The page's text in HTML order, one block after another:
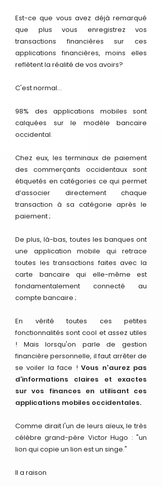
Est-ce que vous avez déjà remarqué
que plus vous enregistrez vos
transactions financières sur ces
applications financières, moins elles
reflètent la réalité de vos avoirs?
C'est normal...
98% des applications mobiles sont
calquées sur le modèle bancaire
occidental.
Chez eux, les terminaux de paiement
des commerçants occidentaux sont
étiquetés en catégories ce qui permet
d’associer directement chaque
transaction à sa catégorie après le
paiement ;
De plus, là-bas, toutes les banques ont
une application mobile qui retrace
toutes les transactions faites avec la
carte bancaire qui elle-même est
fondamentalement connecté au
compte bancaire ;
En vérité toutes ces petites
fonctionnalités sont cool et assez utiles
! Mais lorsqu'on parle de gestion
financière personnelle, il faut arrêter de
se voiler la face !Vous n'aurez pas
d’informations claires et exactes
sur vos finances en utilisant ces
applications mobiles occidentales.
Comme dirait l'un de leurs aïeux, le très
célèbre grand-père Victor Hugo : "un
lion qui copie un lion est un singe."
Il a raison